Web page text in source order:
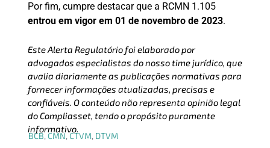
Por fim, cumpre destacar que a RCMN 1.105
entrou em vigor em 01 de novembro de 2023.
Este Alerta Regulatório foi elaborado por
advogados especialistas do nosso time jurídico, que
avalia diariamente as publicações normativas para
fornecer informações atualizadas, precisas e
confiáveis. O conteúdo não representa opinião legal
do Compliasset, tendo o propósito puramente
informativo.
BCB,CMN,CTVM, DTVM